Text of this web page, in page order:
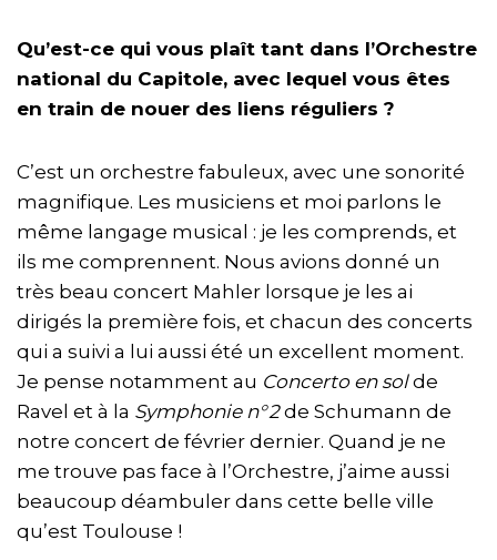
Qu’est-ce qui vous plaît tant dans l’Orchestre
national du Capitole, avec lequel vous êtes
en train de nouer des liens réguliers ?
C’est un orchestre fabuleux, avec une sonorité
magnifique. Les musiciens et moi parlons le
même langage musical : je les comprends, et
ils me comprennent. Nous avions donné un
très beau concert Mahler lorsque je les ai
dirigés la première fois, et chacun des concerts
qui a suivi a lui aussi été un excellent moment.
Je pense notamment au Concerto en solde
Ravel et à la Symphonie n° 2de Schumann de
notre concert de février dernier. Quand je ne
me trouve pas face à l’Orchestre, j’aime aussi
beaucoup déambuler dans cette belle ville
qu’est Toulouse !